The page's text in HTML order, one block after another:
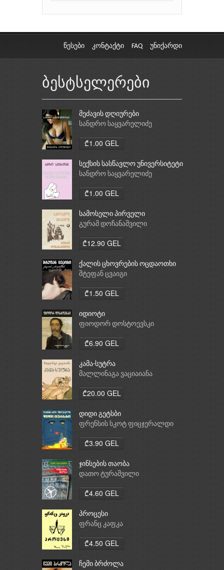
წესები კონტაქტი FAQ უნიქარდი
ბესტსელერები
მეძავის დღიურები
სანდრო საყვარელიძე
₾1.00 GEL
სექსის სასწავლო უნივერსიტეტი
სანდრო საყვარელიძე
₾1.00 GEL
სამოსელი პირველი
გურამ დოჩანაშვილი
₾12.90 GEL
ქალის ცხოვრების ოცდაოთხი
საათი
შტეფან ცვაიგი
₾1.50 GEL
იდიოტი
ფიოდორ დოსტოევსკი
₾6.90 GEL
კამა-სუტრა
მალლინაგა ვაციაიანა
₾20.00 GEL
დიდი გეტსბი
ფრენსის სკოტ ფიცჯერალდი
₾3.90 GEL
ჯინსების თაობა
დათო ტურაშვილი
₾4.60 GEL
პროცესი
ფრანც კაფკა
₾4.50 GEL
ჩემი ბრძოლა